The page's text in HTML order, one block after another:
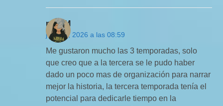
mad M
julio 18, 2026 a las 08:59
Me gustaron mucho las 3 temporadas, solo
que creo que a la tercera se le pudo haber
dado un poco mas de organización para narrar
mejor la historia, la tercera temporada tenía el
potencial para dedicarle tiempo en la